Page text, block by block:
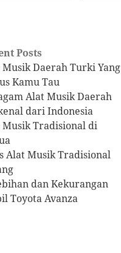
Posts
Daerah Turki Yang
Kamu Tau
Alat Musik Daerah
dari Indonesia
Musik Tradisional di
Alat Musik Tradisional
dan Kekurangan
Toyota Avanza